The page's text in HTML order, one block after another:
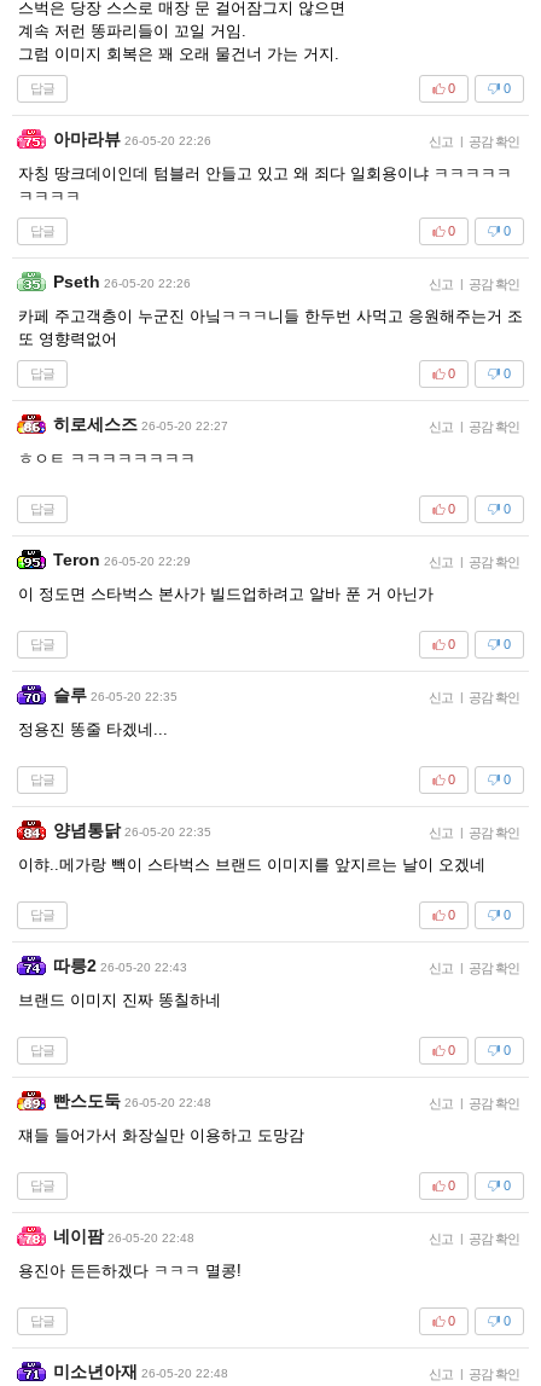
스벅은 당장 스스로 매장 문 걸어잠그지 않으면
계속 저런 똥파리들이 꼬일 거임.
그럼 이미지 회복은 꽤 오래 물건너 가는 거지.
답글 0
0
아마라뷰 26-05-20 22:26 신고 | 공감 확인
자칭 땅크데이인데 텀블러 안들고 있고 왜 죄다 일회용이냐 ㅋㅋㅋㅋㅋ
ㅋㅋㅋㅋ
답글 0
0
Pseth 26-05-20 22:26 신고 | 공감 확인
카페 주고객층이 누군진 아닠ㅋㅋㅋ니들 한두번 사먹고 응원해주는거 조
또 영향력없어
답글 0
0
히로세스즈 26-05-20 22:27 신고 | 공감 확인
ㅎㅇㅌ ㅋㅋㅋㅋㅋㅋㅋㅋ
답글 0
0
Teron 26-05-20 22:29 신고 | 공감 확인
이 정도면 스타벅스 본사가 빌드업하려고 알바 푼 거 아닌가
답글 0
0
슬루 26-05-20 22:35 신고 | 공감 확인
정용진 똥줄 타겠네...
답글 0
0
양념통닭 26-05-20 22:35 신고 | 공감 확인
이햐..메가랑 빽이 스타벅스 브랜드 이미지를 앞지르는 날이 오겠네
답글 0
0
따릉2 26-05-20 22:43 신고 | 공감 확인
브랜드 이미지 진짜 똥칠하네
답글 0
0
빤스도둑 26-05-20 22:48 신고 | 공감 확인
쟤들 들어가서 화장실만 이용하고 도망감
답글 0
0
네이팜 26-05-20 22:48 신고 | 공감 확인
용진아 든든하겠다 ㅋㅋㅋ 멸콩!
답글 0
0
미소년아재 26-05-20 22:48 신고 | 공감 확인